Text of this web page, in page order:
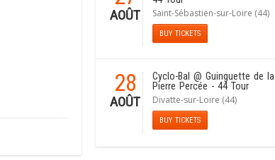
AOÛT
Saint-Sébastien-sur-Loire (44)
BUY TICKETS
28
AOÛT
Cyclo-Bal @ Guinguette de la
Pierre Percée - 44 Tour
Divatte-sur-Loire (44)
BUY TICKETS